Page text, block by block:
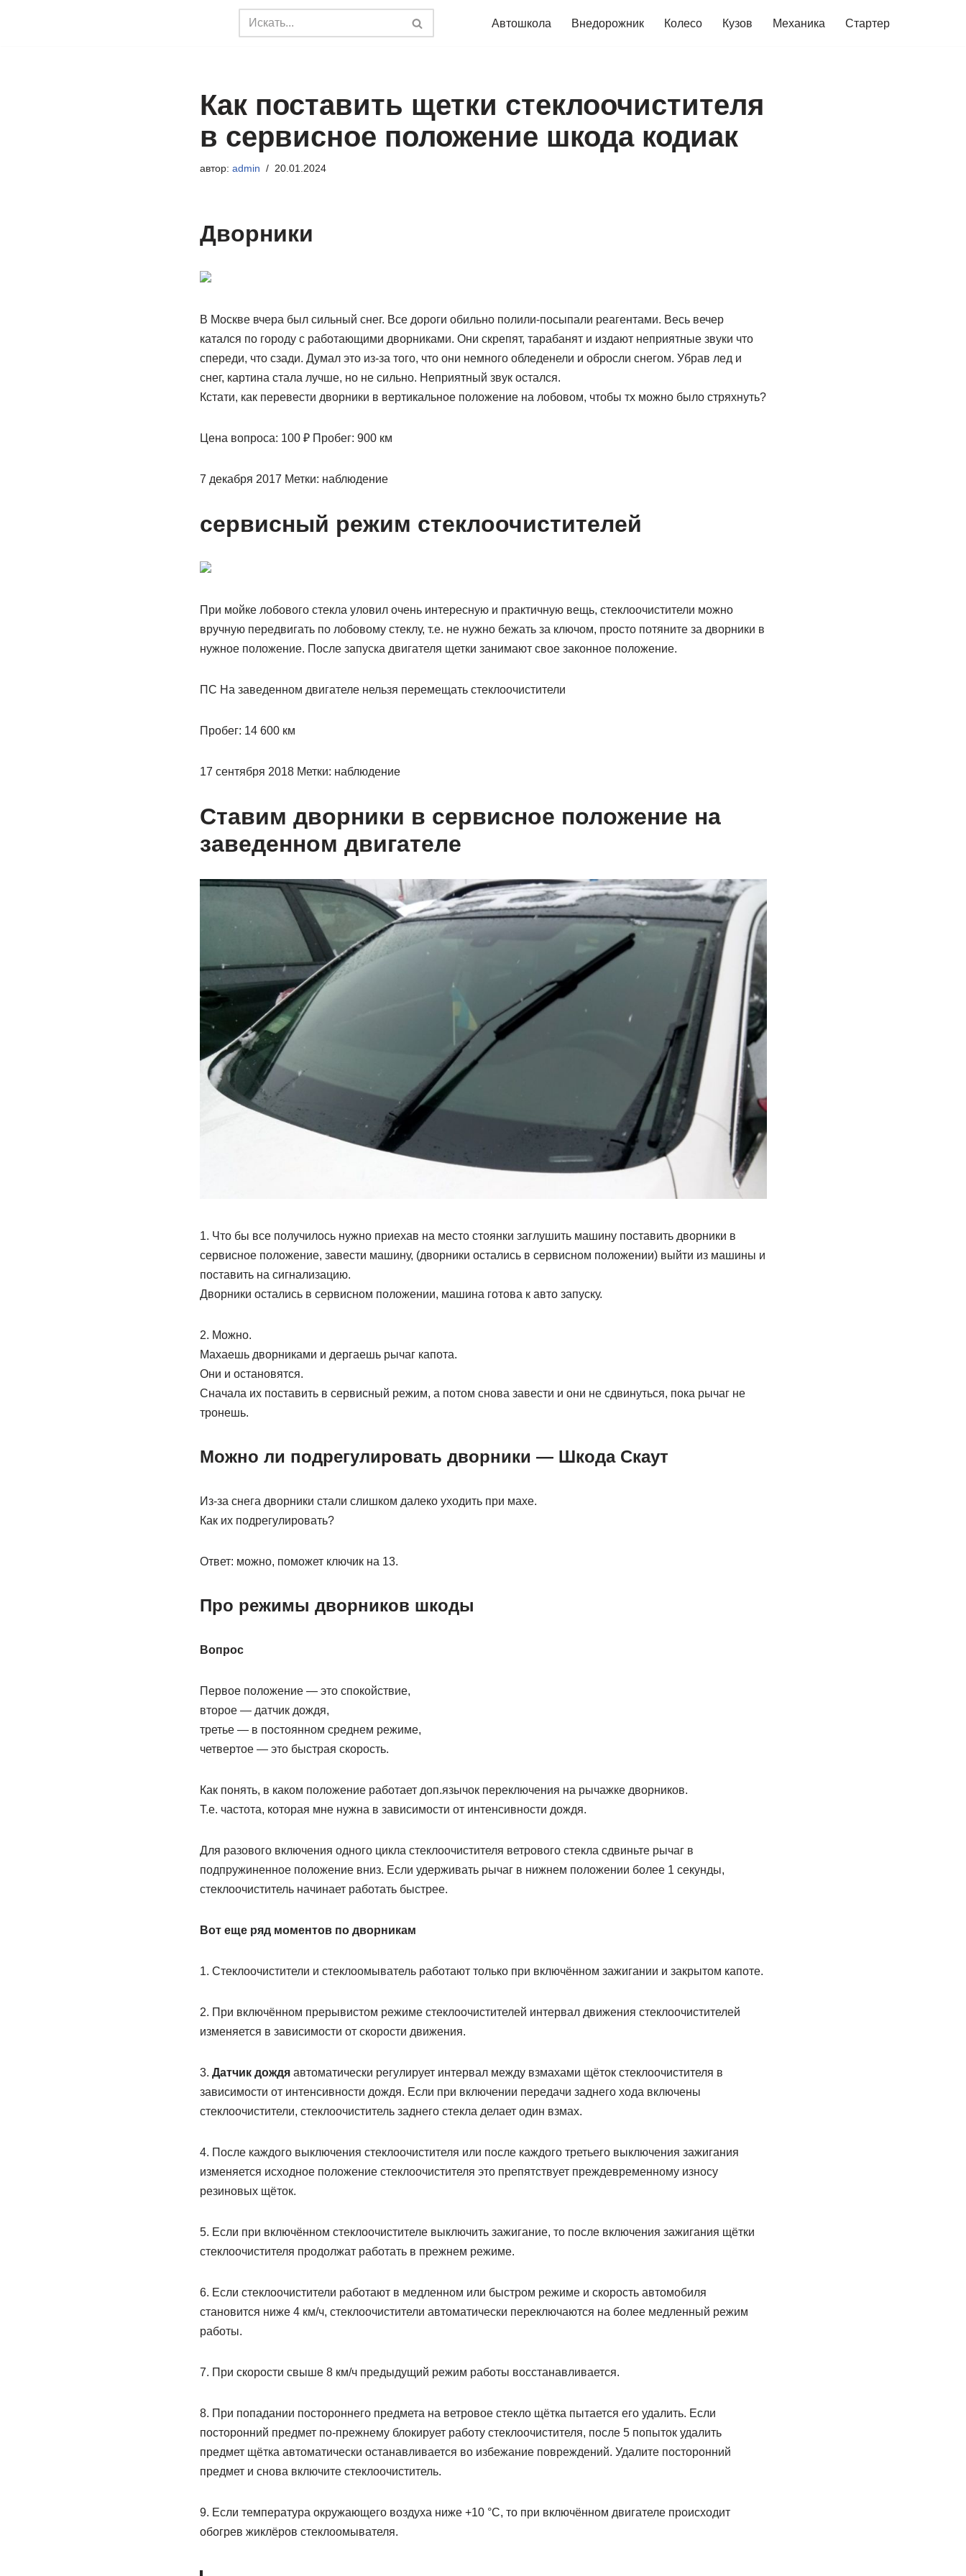
Автошкола Внедорожник Колесо Кузов Механика Стартер
Как поставить щетки стеклоочистителя
в сервисное положение шкода кодиак
автор: admin 20.01.2024
Дворники
В Москве вчера был сильный снег. Все дороги обильно полили-посыпали реагентами. Весь вечер
катался по городу с работающими дворниками. Они скрепят, тарабанят и издают неприятные звуки что
спереди, что сзади. Думал это из-за того, что они немного обледенели и обросли снегом. Убрав лед и
снег, картина стала лучше, но не сильно. Неприятный звук остался.
Кстати, как перевести дворники в вертикальное положение на лобовом, чтобы тх можно было стряхнуть?
Цена вопроса: 100 ₽ Пробег: 900 км
7 декабря 2017 Метки: наблюдение
сервисный режим стеклоочистителей
При мойке лобового стекла уловил очень интересную и практичную вещь, стеклоочистители можно
вручную передвигать по лобовому стеклу, т.е. не нужно бежать за ключом, просто потяните за дворники в
нужное положение. После запуска двигателя щетки занимают свое законное положение.
ПС На заведенном двигателе нельзя перемещать стеклоочистители
Пробег: 14 600 км
17 сентября 2018 Метки: наблюдение
Ставим дворники в сервисное положение на
заведенном двигателе
1. Что бы все получилось нужно приехав на место стоянки заглушить машину поставить дворники в
сервисное положение, завести машину, (дворники остались в сервисном положении) выйти из машины и
поставить на сигнализацию.
Дворники остались в сервисном положении, машина готова к авто запуску.
2. Можно.
Махаешь дворниками и дергаешь рычаг капота.
Они и остановятся.
Сначала их поставить в сервисный режим, а потом снова завести и они не сдвинуться, пока рычаг не
тронешь.
Можно ли подрегулировать дворники — Шкода Скаут
Из-за снега дворники стали слишком далеко уходить при махе.
Как их подрегулировать?
Ответ: можно, поможет ключик на 13.
Про режимы дворников шкоды
Вопрос
Первое положение — это спокойствие,
второе — датчик дождя,
третье — в постоянном среднем режиме,
четвертое — это быстрая скорость.
Как понять, в каком положение работает доп.язычок переключения на рычажке дворников.
Т.е. частота, которая мне нужна в зависимости от интенсивности дождя.
Для разового включения одного цикла стеклоочистителя ветрового стекла сдвиньте рычаг в
подпружиненное положение вниз. Если удерживать рычаг в нижнем положении более 1 секунды,
стеклоочиститель начинает работать быстрее.
Вот еще ряд моментов по дворникам
1. Стеклоочистители и стеклоомыватель работают только при включённом зажигании и закрытом капоте.
2. При включённом прерывистом режиме стеклоочистителей интервал движения стеклоочистителей
изменяется в зависимости от скорости движения.
3. Датчик дождяавтоматически регулирует интервал между взмахами щёток стеклоочистителя в
зависимости от интенсивности дождя. Если при включении передачи заднего хода включены
стеклоочистители, стеклоочиститель заднего стекла делает один взмах.
4. После каждого выключения стеклоочистителя или после каждого третьего выключения зажигания
изменяется исходное положение стеклоочистителя это препятствует преждевременному износу
резиновых щёток.
5. Если при включённом стеклоочистителе выключить зажигание, то после включения зажигания щётки
стеклоочистителя продолжат работать в прежнем режиме.
6. Если стеклоочистители работают в медленном или быстром режиме и скорость автомобиля
становится ниже 4 км/ч, стеклоочистители автоматически переключаются на более медленный режим
работы.
7. При скорости свыше 8 км/ч предыдущий режим работы восстанавливается.
8. При попадании постороннего предмета на ветровое стекло щётка пытается его удалить. Если
посторонний предмет по-прежнему блокирует работу стеклоочистителя, после 5 попыток удалить
предмет щётка автоматически останавливается во избежание повреждений. Удалите посторонний
предмет и снова включите стеклоочиститель.
9. Если температура окружающего воздуха ниже +10 °C, то при включённом двигателе происходит
обогрев жиклёров стеклоомывателя.